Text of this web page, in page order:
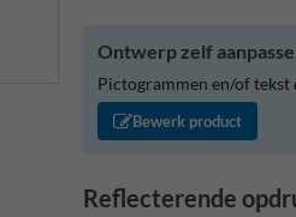
Ontwerp zelf
Pictogrammen en/of tekst
Bewerk product
Reflecterende